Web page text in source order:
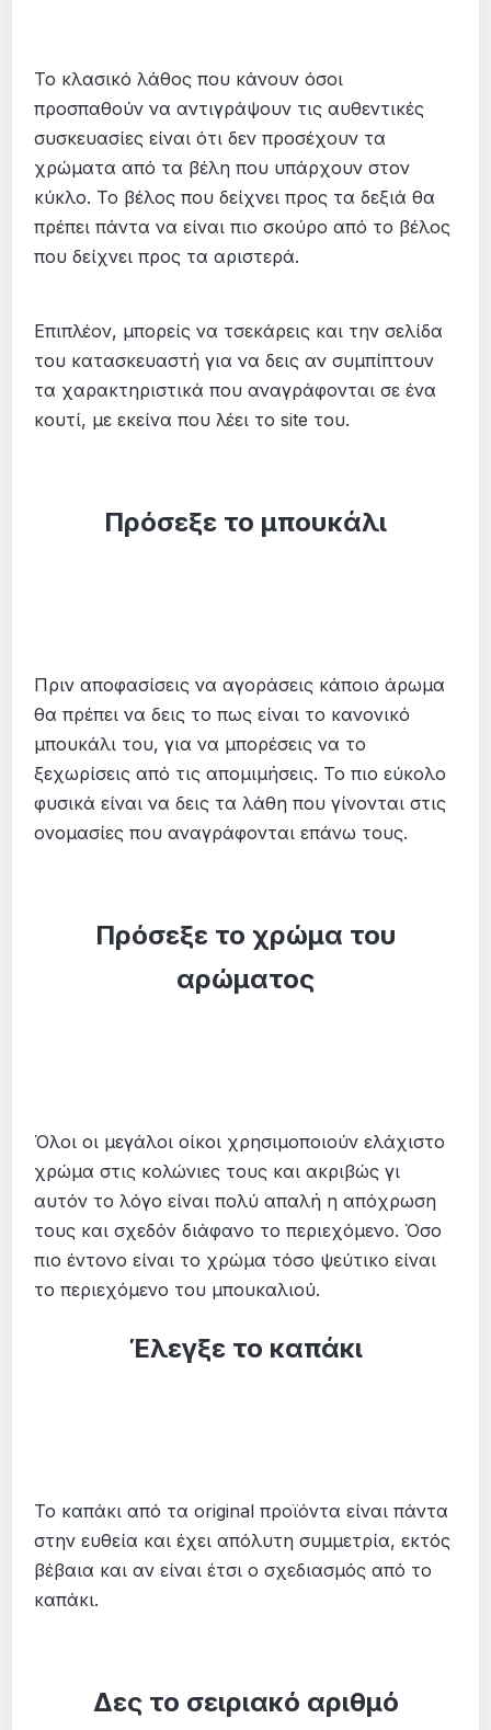
Το κλασικό λάθος που κάνουν όσοι
προσπαθούν να αντιγράψουν τις αυθεντικές
συσκευασίες είναι ότι δεν προσέχουν τα
χρώματα από τα βέλη που υπάρχουν στον
κύκλο. Το βέλος που δείχνει προς τα δεξιά θα
πρέπει πάντα να είναι πιο σκούρο από το βέλος
που δείχνει προς τα αριστερά.
Επιπλέον, μπορείς να τσεκάρεις και την σελίδα
του κατασκευαστή για να δεις αν συμπίπτουν
τα χαρακτηριστικά που αναγράφονται σε ένα
κουτί, με εκείνα που λέει το site του.
Πρόσεξε το μπουκάλι
Πριν αποφασίσεις να αγοράσεις κάποιο άρωμα
θα πρέπει να δεις το πως είναι το κανονικό
μπουκάλι του, για να μπορέσεις να το
ξεχωρίσεις από τις απομιμήσεις. Το πιο εύκολο
φυσικά είναι να δεις τα λάθη που γίνονται στις
ονομασίες που αναγράφονται επάνω τους.
Πρόσεξε το χρώμα του
αρώματος
Όλοι οι μεγάλοι οίκοι χρησιμοποιούν ελάχιστο
χρώμα στις κολώνιες τους και ακριβώς γι
αυτόν το λόγο είναι πολύ απαλή η απόχρωση
τους και σχεδόν διάφανο το περιεχόμενο. Όσο
πιο έντονο είναι το χρώμα τόσο ψεύτικο είναι
το περιεχόμενο του μπουκαλιού.
Έλεγξε το καπάκι
Το καπάκι από τα original προϊόντα είναι πάντα
στην ευθεία και έχει απόλυτη συμμετρία, εκτός
βέβαια και αν είναι έτσι ο σχεδιασμός από το
καπάκι.
Δες το σειριακό αριθμό